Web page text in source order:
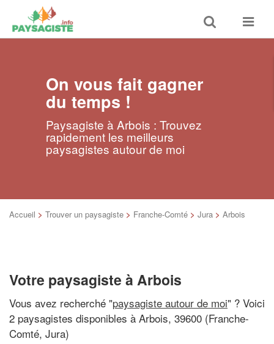
Toggle
search
Toggle
On vous fait gagner
du temps !
Paysagiste à Arbois : Trouvez
rapidement les meilleurs
paysagistes autour de moi
Accueil > Trouver un paysagiste > Franche-Comté > Jura > Arbois
Votre paysagiste à Arbois
Vous avez recherché "paysagiste autour de moi" ? Voici
2 paysagistes disponibles à Arbois, 39600 (Franche-
Comté, Jura)